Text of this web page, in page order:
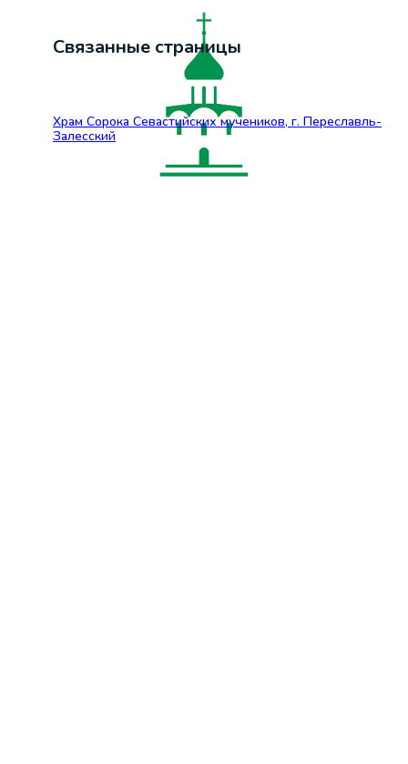
Связанные страницы
Храм Сорока Севастийских мучеников, г. Переславль-
Залесский